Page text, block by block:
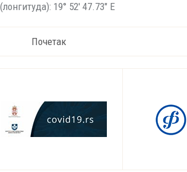
19° 52' 47.73" E
Почетак